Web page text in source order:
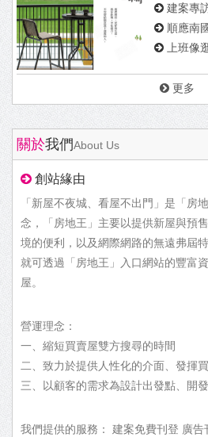
建案專訪
順應南國
上班像
更多
關於我們About Us
創站緣由
「新屋不夜城、看屋不出門」是「房
念，「房地王」主要以提供新屋與預
境的便利，以及網際網路的無遠弗屆
就可透過「房地王」入口網站的豐富
屋。
營運理念：
一、縮短買賣屋雙方搜尋的時間
二、致力於提供人性化的介面、發揮
三、以顧客的需求為設計出發點、開
我們提供的服務： 建案免費刊登 廣告